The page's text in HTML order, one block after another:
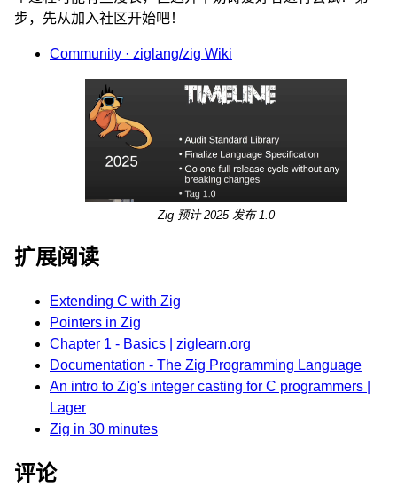
步，先从加入社区开始吧！
Community · ziglang/zig Wiki
Zig 预计 2025 发布 1.0
扩展阅读
Extending C with Zig
Pointers in Zig
Chapter 1 - Basics | ziglearn.org
Documentation - The Zig Programming Language
An intro to Zig's integer casting for C programmers |
Lager
Zig in 30 minutes
评论